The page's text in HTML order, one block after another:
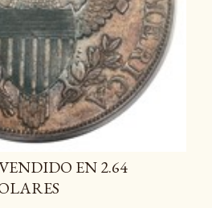
EN 2.64